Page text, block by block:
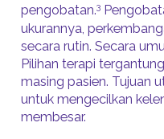
pengobatan.3
ukurannya,
secara rutin. Secara
Pilihan terapi
masing pasien. Tujuan
untuk mengecilkan
membesar.